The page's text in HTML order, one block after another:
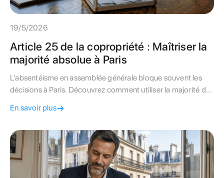
19/5/2026
Article 25 de la copropriété : Maîtriser la
majorité absolue à Paris
L'absentéisme en assemblée générale bloque souvent les
décisions à Paris. Découvrez comment utiliser la majorité de
copropriété.
En savoir plus